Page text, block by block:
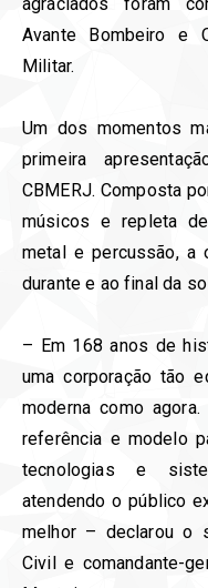
Avante Bombeiro e
Militar.
Um dos momentos
primeira
CBMERJ. Composta
músicos e repleta
metal e percussão, a
durante e ao final da
– Em 168 anos de
uma corporação tão
moderna como
referência e modelo
tecnologias e
atendendo o público
melhor – declarou o
Civil e comandante-